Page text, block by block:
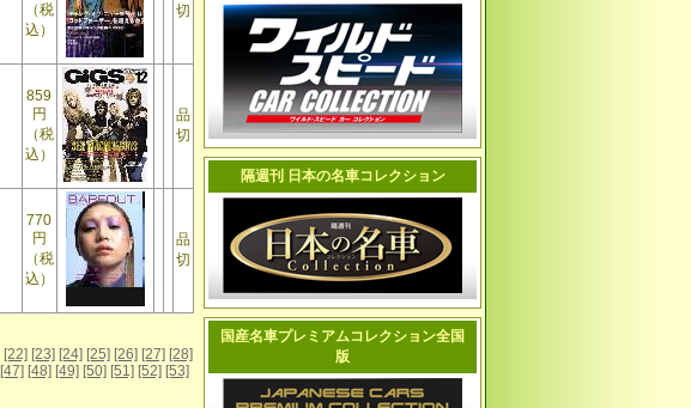
（税
込）
切
859
円
（税
込）
品
切
770
円
（税
込）
品
切
[22] [23] [24] [25] [26] [27] [28]
[47] [48] [49] [50] [51] [52] [53]
隔週刊 日本の名車コレクション
国産名車プレミアムコレクション全国
版